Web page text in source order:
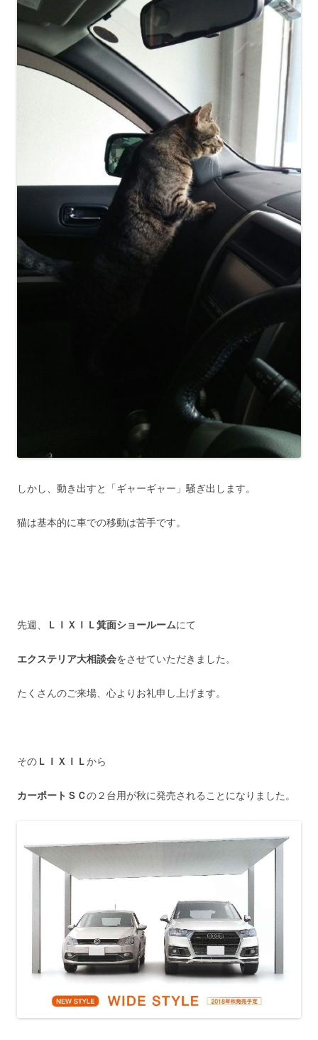
しかし、動き出すと「ギャーギャー」騒ぎ出します。
猫は基本的に車での移動は苦手です。
先週、 ＬＩＸＩＬ箕面ショールームにて
エクステリア大相談会をさせていただきました。
たくさんのご来場、心よりお礼申し上げます。
その ＬＩＸＩＬから
カーポートＳＣの２台用が秋に発売されることになりました。